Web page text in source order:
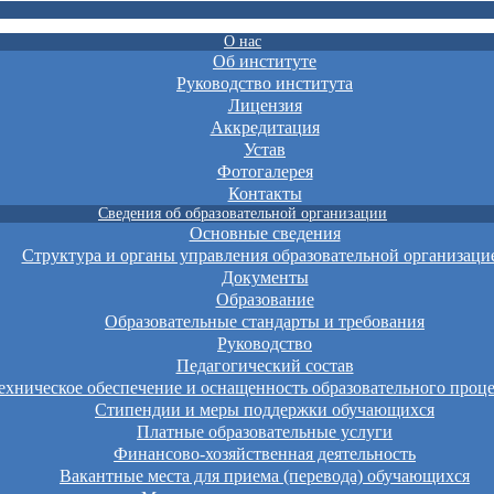
О нас
Об институте
Руководство института
Лицензия
Аккредитация
Устав
Фотогалерея
Контакты
Сведения об образовательной организации
Основные сведения
Структура и органы управления образовательной
Документы
Образование
Образовательные стандарты и требования
Руководство
Педагогический состав
обеспечение и оснащенность образовательного
Стипендии и меры поддержки обучающихся
Платные образовательные услуги
Финансово-хозяйственная деятельность
Вакантные места для приема (перевода) обучающихся